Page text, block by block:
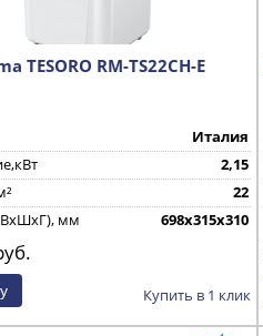
TESORO RM-TS22CH-E
Италия
2,15
22
мм
698х315х310
Купить в 1 клик